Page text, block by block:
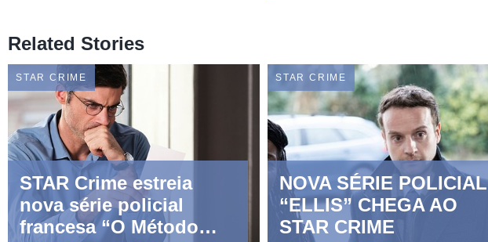
Related Stories
STAR CRIME
STAR Crime estreia
nova série policial
francesa “O Método
STAR CRIME
NOVA SÉRIE POLICIAL
“ELLIS” CHEGA AO
STAR CRIME